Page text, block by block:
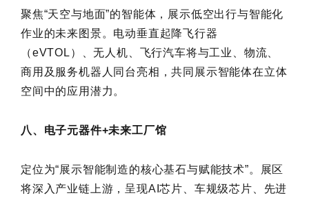
聚焦“天空与地面”的智能体，展示低空出行与智能化
作业的未来图景。电动垂直起降飞行器
（eVTOL）、无人机、飞行汽车将与工业、物流、
商用及服务机器人同台亮相，共同展示智能体在立体
空间中的应用潜力。
八、电子元器件+未来工厂馆
定位为“展示智能制造的核心基石与赋能技术”。展区
将深入产业链上游，呈现AI芯片、车规级芯片、先进